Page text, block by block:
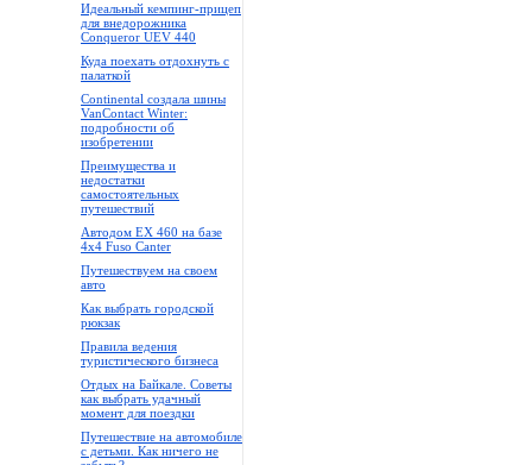
Идеальный кемпинг-прицеп
для внедорожника
Conqueror UEV 440
Куда поехать отдохнуть с
палаткой
Continental создала шины
VanContact Winter:
подробности об
изобретении
Преимущества и
недостатки
самостоятельных
путешествий
Автодом EX 460 на базе
4x4 Fuso Canter
Путешествуем на своем
авто
Как выбрать городской
рюкзак
Правила ведения
туристического бизнеса
Отдых на Байкале. Советы
как выбрать удачный
момент для поездки
Путешествие на автомобиле
с детьми. Как ничего не